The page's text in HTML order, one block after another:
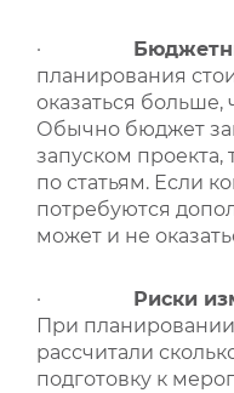
·
планирования
оказаться
Обычно бюджет
запуском проекта,
по статьям. Если
потребуются
может и не
· Риски
При
рассчитали
подготовку к